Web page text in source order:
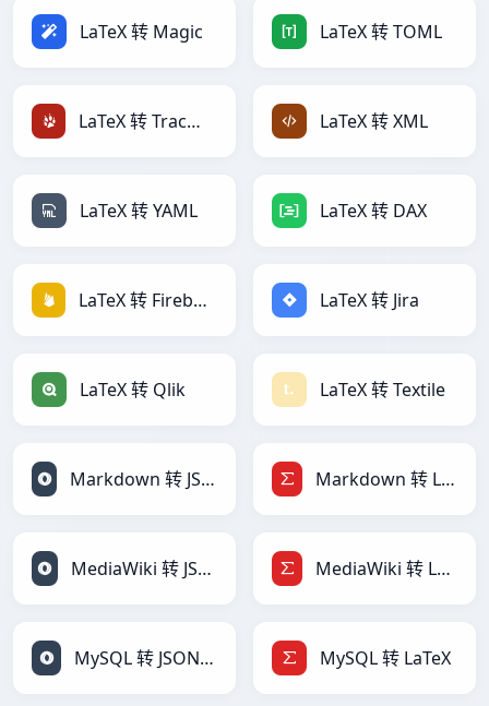
LaTeX 转 Magic LaTeX 转 TOML
LaTeX 转 TracWiki LaTeX 转 XML
LaTeX 转 YAML LaTeX 转 DAX
LaTeX 转 Firebase LaTeX 转 Jira
LaTeX 转 Qlik LaTeX 转 Textile
Markdown 转 JSONLines Markdown 转 LaTeX
MediaWiki 转 JSONLines MediaWiki 转 LaTeX
MySQL 转 JSONLines MySQL 转 LaTeX